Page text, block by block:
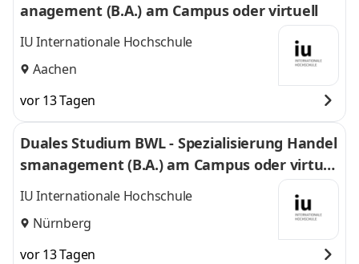
anagement (B.A.) am Campus oder virtuell
IU Internationale Hochschule
Aachen
vor 13 Tagen
Duales Studium BWL - Spezialisierung Handel
smanagement (B.A.) am Campus oder virtuel
l
IU Internationale Hochschule
Nürnberg
vor 13 Tagen